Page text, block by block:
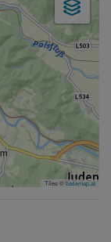
Tiles ©basemap.at